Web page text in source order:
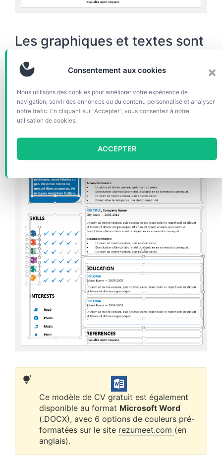
Consentement aux cookies
Nous utilisons des cookies pour améliorer votre expérience de
navigation, servir des annonces ou du contenu personnalisé et analyser
notre trafic. En cliquant sur "Accepter", vous consentez à notre
utilisation de cookies.
ACCEPTER
Les graphiques et textes sont
Ce modèle de CV gratuit est également
disponible au format Microsoft Word
(.DOCX), avec 6 options de couleurs pré-
formatées sur le site rezumeet.com (en
anglais).